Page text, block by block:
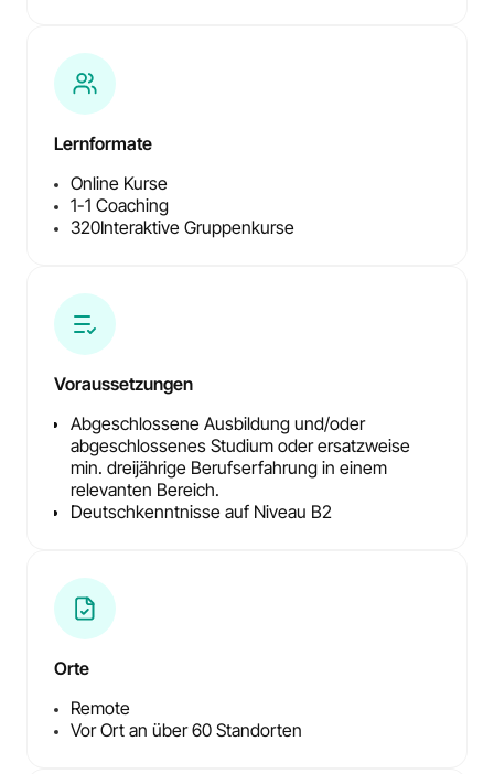
Lernformate
Online Kurse
1-1 Coaching
320Interaktive Gruppenkurse
Voraussetzungen
Abgeschlossene Ausbildung und/oder
abgeschlossenes Studium oder ersatzweise
min. dreijährige Berufserfahrung in einem
relevanten Bereich.
Deutschkenntnisse auf Niveau B2
Orte
Remote
Vor Ort an über 60 Standorten